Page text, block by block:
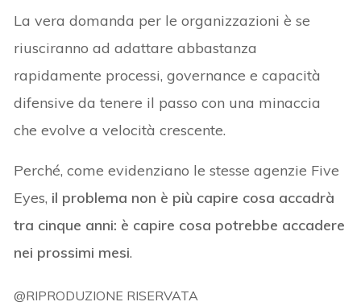
La vera domanda per le organizzazioni è se
riusciranno ad adattare abbastanza
rapidamente processi, governance e capacità
difensive da tenere il passo con una minaccia
che evolve a velocità crescente.
Perché, come evidenziano le stesse agenzie Five
Eyes, il problema non è più capire cosa accadrà
tra cinque anni: è capire cosa potrebbe accadere
nei prossimi mesi.
@RIPRODUZIONE RISERVATA